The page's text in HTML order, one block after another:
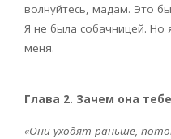
волнуйтесь, мадам. Это
Я не была собачницей. Но
меня.
Глава 2. Зачем она
«Они уходят раньше,